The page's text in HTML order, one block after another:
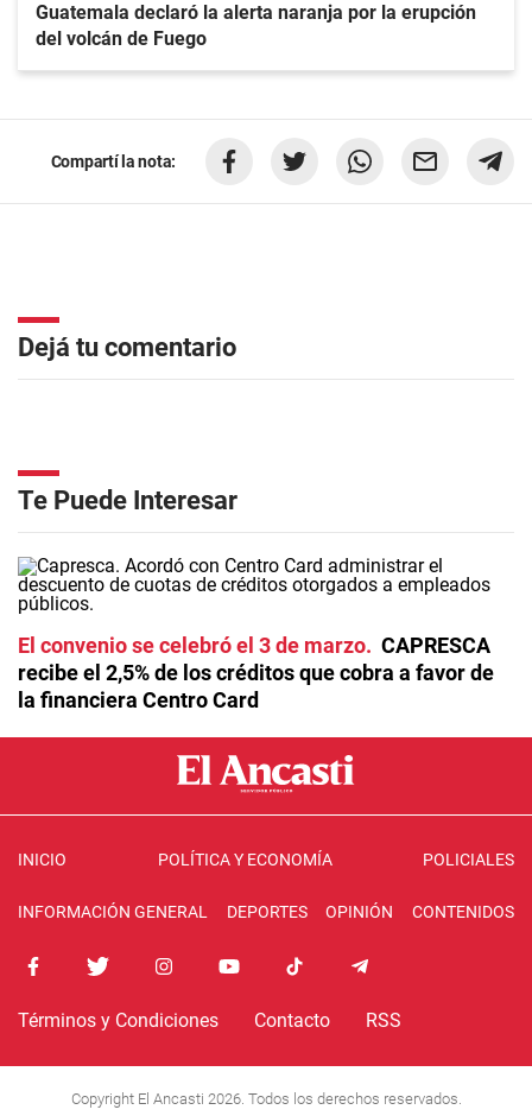
Guatemala declaró la alerta naranja por la erupción
del volcán de Fuego
Compartí la nota:
Dejá tu comentario
Te Puede Interesar
El convenio se celebró el 3 de marzo
CAPRESCA
recibe el 2,5% de los créditos que cobra a favor de
la financiera Centro Card
INICIO POLÍTICA Y ECONOMÍA POLICIALES
INFORMACIÓN GENERAL DEPORTES OPINIÓN CONTENIDOS
Términos y Condiciones Contacto RSS
Copyright El Ancasti 2026. Todos los derechos reservados.